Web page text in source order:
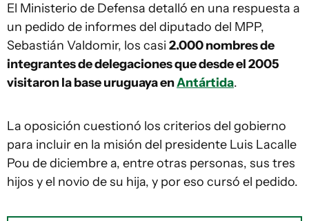
El Ministerio de Defensa detalló en una respuesta a
un pedido de informes del diputado del MPP,
Sebastián Valdomir, los casi 2.000 nombres de
integrantes de delegaciones que desde el 2005
visitaron la base uruguaya enAntártida.
La oposición cuestionó los criterios del gobierno
para incluir en la misión del presidente Luis Lacalle
Pou de diciembre a, entre otras personas, sus tres
hijos y el novio de su hija, y por eso cursó el pedido.